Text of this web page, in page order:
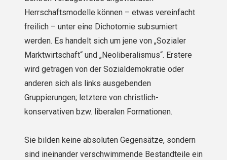
Herrschaftsmodelle können – etwas vereinfacht
freilich – unter eine Dichotomie subsumiert
werden. Es handelt sich um jene von „Sozialer
Marktwirtschaft“ und „Neoliberalismus“. Erstere
wird getragen von der Sozialdemokratie oder
anderen sich als links ausgebenden
Gruppierungen; letztere von christlich-
konservativen bzw. liberalen Formationen.
Sie bilden keine absoluten Gegensätze, sondern
sind ineinander verschwimmende Bestandteile ein